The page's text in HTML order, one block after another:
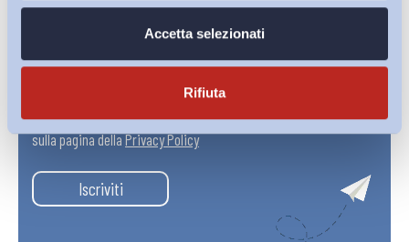
Accetta selezionati
Rifiuta
sulla pagina dellaPrivacy Policy
Iscriviti